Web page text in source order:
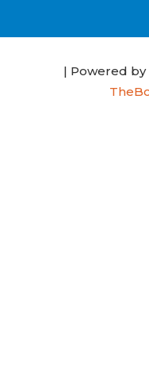
| Powered by